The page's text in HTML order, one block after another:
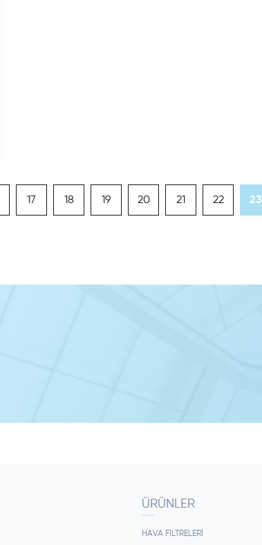
17 18 19 20 21 22 23
ÜRÜNLER
HAVA FILTRELERI